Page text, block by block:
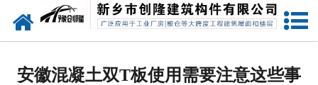
网站首页
安徽混凝土双T板使用需要注意这些事